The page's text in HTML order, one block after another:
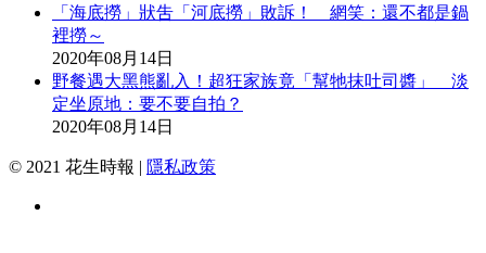
「海底撈」狀吿「河底撈」敗訴！ 網笑：還不都是鍋
裡撈～
2020年08月14日
野餐遇大黑熊亂入！超狂家族竟「幫牠抹吐司醬」 淡
定坐原地：要不要自拍？
2020年08月14日
© 2021 花生時報 | 隱私政策